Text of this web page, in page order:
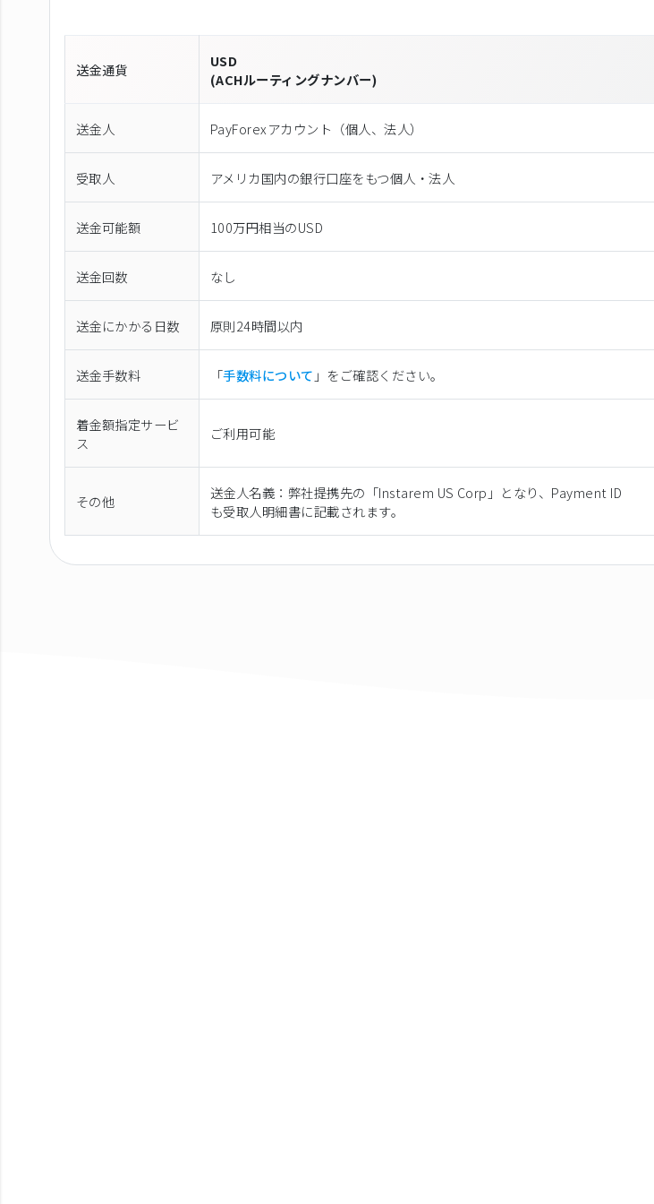
送金通貨
USD
(ACHルーティングナンバー)
送金人 PayForexアカウント（個⼈、法⼈）
受取人 アメリカ国内の銀行口座をもつ個人・法人
送金可能額 100万円相当のUSD
送金回数 なし
送金にかかる日数 原則24時間以内
送金手数料 「手数料について 」をご確認ください。
着金額指定サービ
ス
ご利用可能
その他
送金人名義：弊社提携先の「Instarem US Corp」となり、Payment ID
も受取人明細書に記載されます。